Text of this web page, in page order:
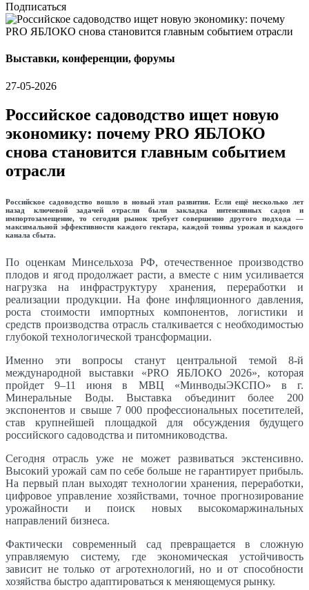
Подписаться
Выставки, конференции, форумы
27-05-2026
Российское садоводство ищет новую
экономику: почему PRO ЯБЛОКО
снова становится главным событием
отрасли
Российское садоводство вошло в новый этап развития. Если ещё несколько лет
назад ключевой задачей отрасли были закладка интенсивных садов и
импортозамещение, то сегодня рынок требует совершенно другого подхода —
максимальной эффективности каждого гектара, каждой тонны урожая и каждого
канала сбыта.
По оценкам Минсельхоза РФ, отечественное производство
плодов и ягод продолжает расти, а вместе с ним усиливается
нагрузка на инфраструктуру хранения, переработки и
реализации продукции. На фоне инфляционного давления,
роста стоимости импортных компонентов, логистики и
средств производства отрасль сталкивается с необходимостью
глубокой технологической трансформации.
Именно эти вопросы станут центральной темой 8-й
международной выставки «PRO ЯБЛОКО 2026», которая
пройдет 9–11 июня в МВЦ «МинводыЭКСПО» в г.
Минеральные Воды. Выставка объединит более 200
экспонентов и свыше 7 000 профессиональных посетителей,
став крупнейшей площадкой для обсуждения будущего
российского садоводства и питомниководства.
Сегодня отрасль уже не может развиваться экстенсивно.
Высокий урожай сам по себе больше не гарантирует прибыль.
На первый план выходят технологии хранения, переработки,
цифровое управление хозяйствами, точное прогнозирование
урожайности и поиск новых высокомаржинальных
направлений бизнеса.
Фактически современный сад превращается в сложную
управляемую систему, где экономическая устойчивость
зависит не только от агротехнологий, но и от способности
хозяйства быстро адаптироваться к меняющемуся рынку.